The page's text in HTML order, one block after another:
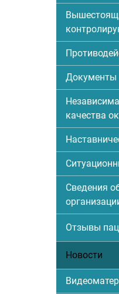
Документы
качества
Сведения
Отзывы
Новости